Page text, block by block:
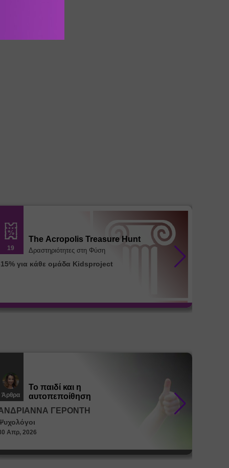
19
The Acropolis Treasure Hunt
Δραστηριότητες στη Φύση
για κάθε ομάδα Kidsproject
Άρθρα
Το παιδί και η
αυτοπεποίθηση
ΓΕΡΟΝΤΗ
Απρ, 2026